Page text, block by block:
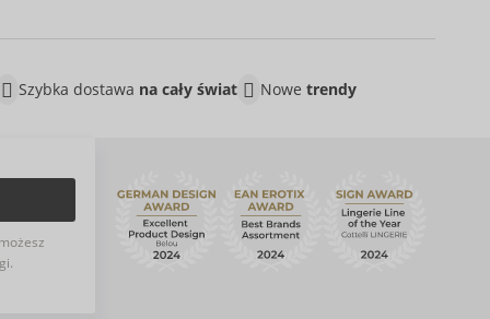
Szybka dostawa na cały świat Nowe trendy